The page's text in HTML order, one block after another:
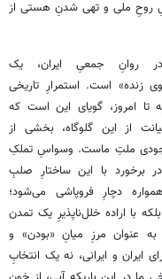
روحِ ملی و تهی ‌شدنِ هستی از
روانِ جمعیِ ایران، یک
زنده» است. استمرارِ تاریخی
تا امروز، گویای این است که
از این گلوگاه، بخشی از
ملتِ ماست. وسواسِ تملکِ
در برخورد با این ساختارِ صلبِ
دچارِ فروپاشی می‌شود؛
با اراده خلل‌ناپذیرِ یک تمدن
به ‌عنوان مرزِ میانِ «بودن» و
ایران و ایرانی، نه یک انتخابِ